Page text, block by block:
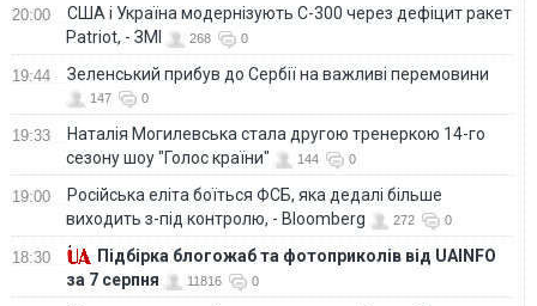
20:00
США і Україна модернізують С-300 через дефіцит ракет
Patriot, - ЗМІ
268 0
19:44 Зеленський прибув до Сербії на важливі перемовини
147 0
19:33
Наталія Могилевська стала другою тренеркою 14-го
сезону шоу "Голос країни"
144 0
19:00
Російська еліта боїться ФСБ, яка дедалі більше
виходить з-під контролю, - Bloomberg
272 0
18:30
Підбірка блогожаб та фотоприколів від UAINFO
за 7 серпня
11816 0